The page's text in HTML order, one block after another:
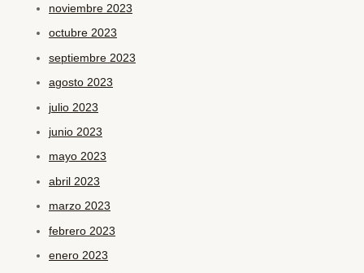
noviembre 2023
octubre 2023
septiembre 2023
agosto 2023
julio 2023
junio 2023
mayo 2023
abril 2023
marzo 2023
febrero 2023
enero 2023